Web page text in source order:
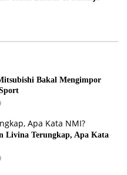
Bakal Mengimpor
Livina Terungkap, Apa Kata